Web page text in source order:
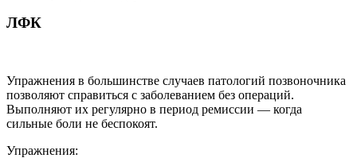
ЛФК
Упражнения в большинстве случаев патологий позвоночника
позволяют справиться с заболеванием без операций.
Выполняют их регулярно в период ремиссии — когда
сильные боли не беспокоят.
Упражнения: